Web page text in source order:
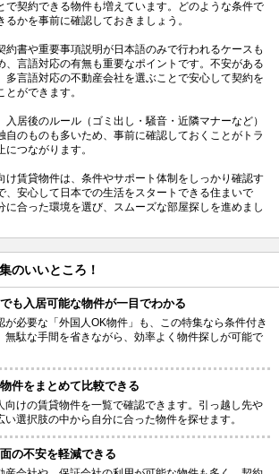
で契約できる物件も増えています。どのような条件で
るかを事前に確認しておきましょう。
約書や重要事項説明が日本語のみで行われるケースも
、言語対応の有無も重要なポイントです。不安がある
多言語対応の不動産会社を選ぶことで安心して契約を
とができます。
入居後のルール（ゴミ出し・騒音・近隣マナーなど）
自のものも多いため、事前に確認しておくことがトラ
につながります。
け賃貸物件は、条件やサポート体制をしっかり確認す
、安心して日本での生活をスタートできる住まいで
に合った環境を選び、スムーズな部屋探しを進めまし
のいいところ！
も入居可能な物件が一目でわかる
が必要な「外国人OK物件」も、この特集なら条件付き
無駄な手間を省きながら、効率よく物件探しが可能で
件をまとめて比較できる
向けの賃貸物件を一覧で確認できます。引っ越し先や
選択肢の中から自分に合った物件を探せます。
の不安を軽減できる